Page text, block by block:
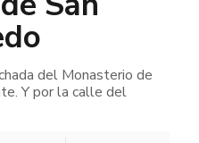
del Monasterio de
Y por la calle del